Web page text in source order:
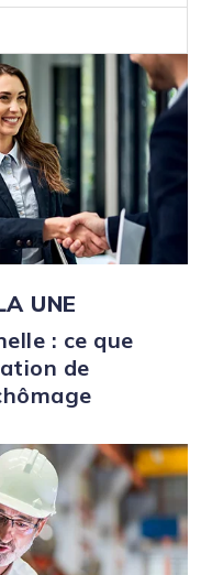
UNE
: ce que
de